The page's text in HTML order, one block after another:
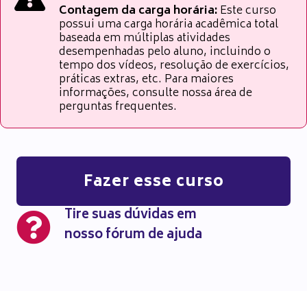
Contagem da carga horária:Este curso
possui uma carga horária acadêmica total
baseada em múltiplas atividades
desempenhadas pelo aluno, incluindo o
tempo dos vídeos, resolução de exercícios,
práticas extras, etc. Para maiores
informações, consulte nossa área de
perguntas frequentes.
Fazer esse curso
Tire suas dúvidas em
nosso fórum de ajuda